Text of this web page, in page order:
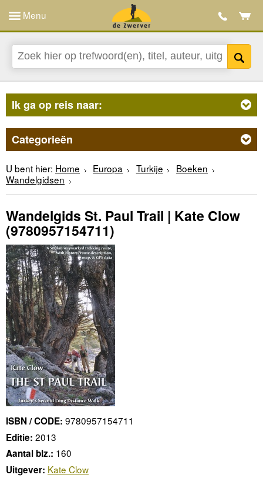
Menu
Ik ga op reis naar:
Categorieën
U bent hier: Home Europa Turkije
Boeken
Wandelgidsen
Wandelgids St. Paul Trail | Kate Clow
(9780957154711)
ISBN / CODE: 9780957154711
Editie: 2013
Aantal blz.: 160
Uitgever: Kate Clow